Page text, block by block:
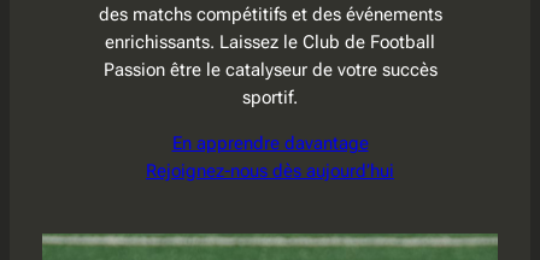
des matchs compétitifs et des événements
enrichissants. Laissez le Club de Football
Passion être le catalyseur de votre succès
sportif.
En apprendre davantage
Rejoignez-nous dès aujourd’hui